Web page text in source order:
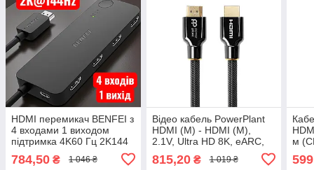
HDMI перемикач BENFEI з
4 входами 1 виходом
підтримка 4K60 Гц 2K144
Гц HDCP 2.3 адаптивний
еквалайзер
784,50 ₴ 1 046 ₴
Відео кабель PowerPlant
HDMI (M) - HDMI (M),
2.1V, Ultra HD 8K, eARC,
815,20₴ 1 019 ₴
м